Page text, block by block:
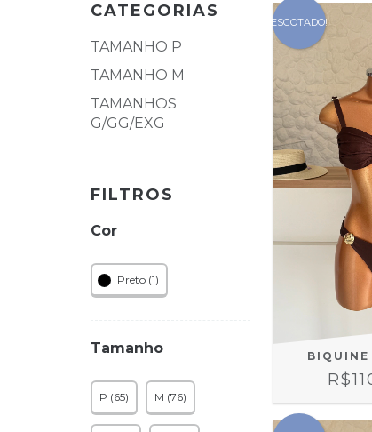
CATEGORIAS
TAMANHO P
TAMANHO M
TAMANHOS
G/GG/EXG
FILTROS
Cor
Preto (1)
Tamanho
P (65) M (76)
ESGOTADO!
BIQUINE